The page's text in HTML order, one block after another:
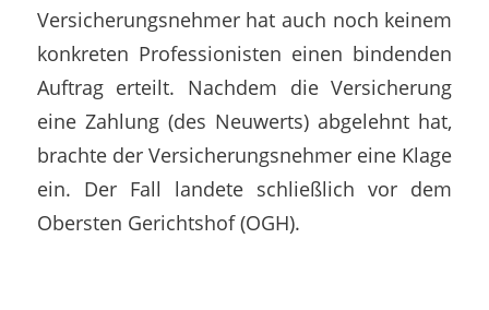
Versicherungsnehmer hat auch noch keinem
konkreten Professionisten einen bindenden
Auftrag erteilt. Nachdem die Versicherung
eine Zahlung (des Neuwerts) abgelehnt hat,
brachte der Versicherungsnehmer eine Klage
ein. Der Fall landete schließlich vor dem
Obersten Gerichtshof (OGH).